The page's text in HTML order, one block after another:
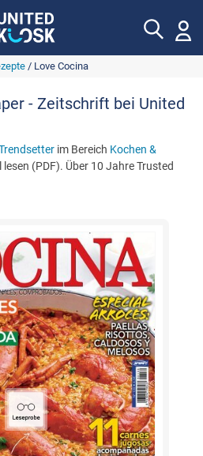
/ Love Cocina
- Zeitschrift bei United
im Bereich Kochen &
(PDF). Über 10 Jahre Trusted